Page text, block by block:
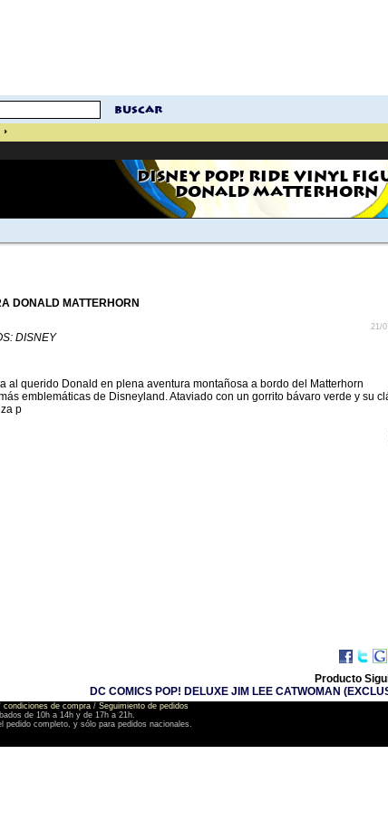
buscar
>
DISNEY POP! RIDE VINYL
DONALD MATTERHORN
DONALD MATTERHORN
21/
DISNEY
al querido Donald en plena aventura montañosa a bordo del Matterhorn
emblemáticas de Disneyland. Ataviado con un gorrito bávaro verde y su
p
Producto
DC COMICS POP! DELUXE JIM LEE CATWOMAN
condiciones de compra / Seguimiento de pedidos
de 10h a 14h y de 17h a 21h.
completo, y sólo para pedidos nacionales.